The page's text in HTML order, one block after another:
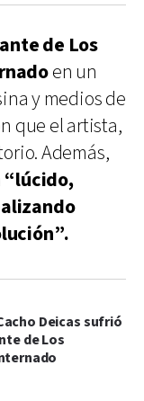
de Los
en un
y medios de
que el artista,
Además,
“lúcido,
Deicas sufrió
de Los